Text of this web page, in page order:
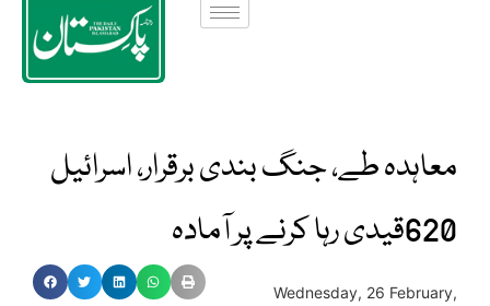
معاہدہ طے، جنگ بندی برقرار، اسرائیل
620قیدی رہا کرنے پر آمادہ
Wednesday, 26 February,